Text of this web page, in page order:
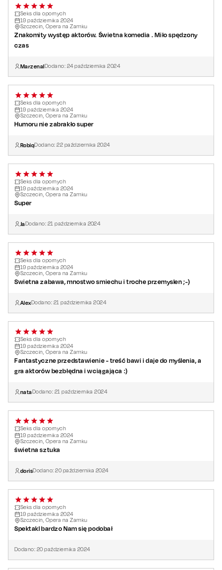
Seks dla opornych
19 października 2024
Szczecin, Opera na Zamku
Znakomity występ aktorów. Świetna komedia . Miło spędzony
czas
MarzenaIDodano: 24października 2024
Seks dla opornych
19 października 2024
Szczecin, Opera na Zamku
Humoru nie zabrakło super
RobiqDodano:22 października 2024
Seks dla opornych
19 października 2024
Szczecin, Opera na Zamku
Super
JaDodano: 21 października 2024
Seks dla opornych
19 października 2024
Szczecin, Opera na Zamku
Swietna zabawa, mnostwo smiechu i troche przemyslen ;-)
AlexDodano: 21 października 2024
Seks dla opornych
19 października 2024
Szczecin, Opera na Zamku
Fantastyczne przedstawienie - treść bawi i daje do myślenia, a
gra aktorów bezbłędna i wciągająca :)
nataDodano: 21 października 2024
Seks dla opornych
19 października 2024
Szczecin, Opera na Zamku
świetna sztuka
dorisDodano:20 października 2024
Seks dla opornych
19 października 2024
Szczecin, Opera na Zamku
Spektakl bardzo Nam się podobał
Dodano: 20października 2024